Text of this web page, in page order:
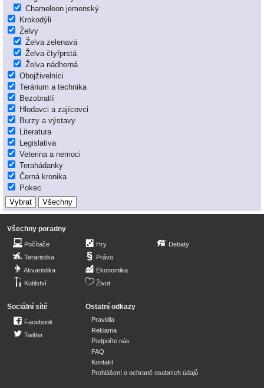
Chameleon jemenský
Krokodýli
Želvy
Želva zelenavá
Želva čtyřprstá
Želva nádherná
Obojživelníci
Terárium a technika
Bezobratlí
Hlodavci a zajícovci
Burzy a výstavy
Literatura
Legislativa
Veterina a nemoci
Terahádanky
Černá kronika
Pokec
Všechny poradny
Počítače
Teraristika
Akvaristika
Kutilství
Hry
Právo
Ekonomika
Život
Debaty
Sociální sítě
Facebook
Twitter
Ostatní odkazy
Pravidla
Reklama
Podpořte nás
FAQ
Kontakt
Prohlášení o ochraně osobních údajů